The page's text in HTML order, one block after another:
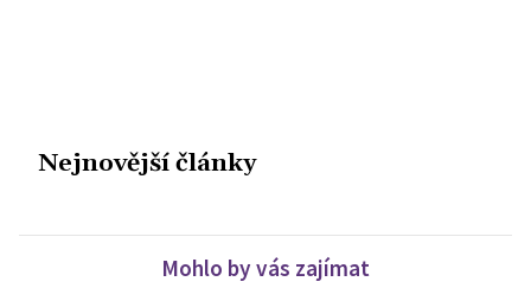
Nejnovější články
Mohlo by vás zajímat